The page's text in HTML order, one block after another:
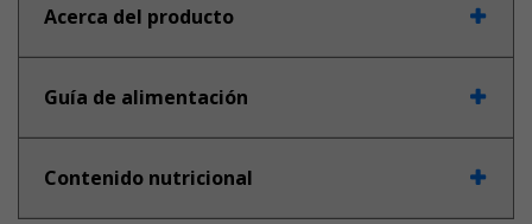
Acerca del producto
Guía de alimentación
Contenido nutricional